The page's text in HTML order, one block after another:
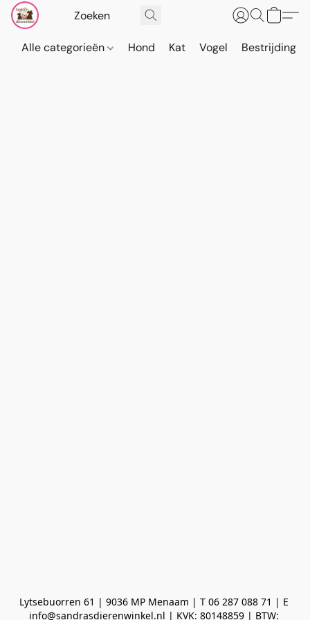
Alle categorieën Hond Kat Vogel Bestrijding
Lytsebuorren 61 | 9036 MP Menaam | T 06 287 088 71 | E
info@sandrasdierenwinkel.nl | KVK: 80148859 | BTW: